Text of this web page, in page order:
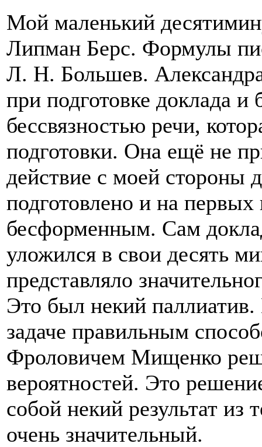
Мой маленький
Липман Берс. Формулы
Л. Н. Большев.
при подготовке доклада
бессвязностью речи,
подготовки. Она ещё не
действие с моей стороны
подготовлено и на
бесформенным. Сам
уложился в свои десять
представляло
Это был некий
задаче правильным
Фроловичем Мищенко
вероятностей. Это
собой некий результат из
очень значительный.